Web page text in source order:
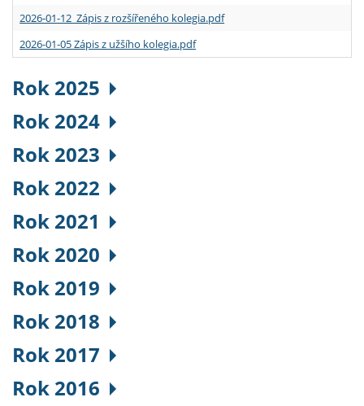
2026-01-12 Zápis z rozšířeného kolegia.pdf
2026-01-05 Zápis z užšího kolegia.pdf
Rok 2025
Rok 2024
Rok 2023
Rok 2022
Rok 2021
Rok 2020
Rok 2019
Rok 2018
Rok 2017
Rok 2016